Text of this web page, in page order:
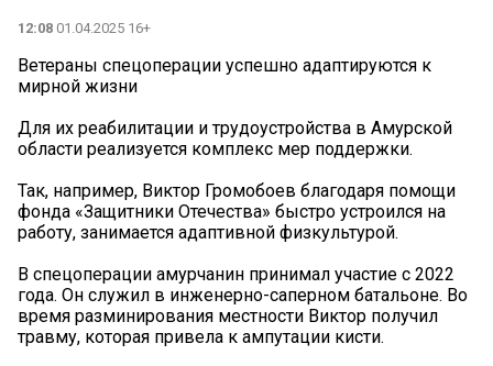
12:08 01.04.2025 16+
Ветераны спецоперации успешно адаптируются к
мирной жизни
Для их реабилитации и трудоустройства в Амурской
области реализуется комплекс мер поддержки.
Так, например, Виктор Громобоев благодаря помощи
фонда «Защитники Отечества» быстро устроился на
работу, занимается адаптивной физкультурой.
В спецоперации амурчанин принимал участие с 2022
года. Он служил в инженерно-саперном батальоне. Во
время разминирования местности Виктор получил
травму, которая привела к ампутации кисти.